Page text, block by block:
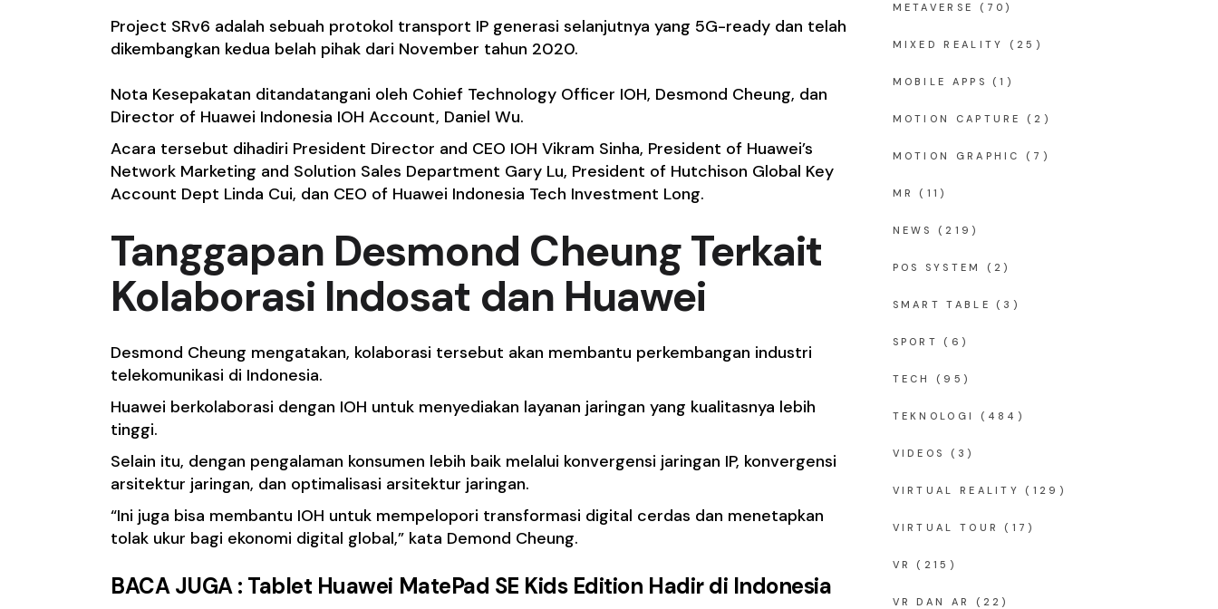
Project SRv6 adalah sebuah protokol transport IP generasi selanjutnya yang 5G-ready dan telah
dikembangkan kedua belah pihak dari November tahun 2020.
Nota Kesepakatan ditandatangani oleh Cohief Technology Officer IOH, Desmond Cheung, dan
Director of Huawei Indonesia IOH Account, Daniel Wu.
Acara tersebut dihadiri President Director and CEO IOH Vikram Sinha, President of Huawei’s
Network Marketing and Solution Sales Department Gary Lu, President of Hutchison Global Key
Account Dept Linda Cui, dan CEO of Huawei Indonesia Tech Investment Long.
Tanggapan Desmond Cheung Terkait
Kolaborasi Indosat dan Huawei
Desmond Cheung mengatakan, kolaborasi tersebut akan membantu perkembangan industri
telekomunikasi di Indonesia.
Huawei berkolaborasi dengan IOH untuk menyediakan layanan jaringan yang kualitasnya lebih
tinggi.
Selain itu, dengan pengalaman konsumen lebih baik melalui konvergensi jaringan IP, konvergensi
arsitektur jaringan, dan optimalisasi arsitektur jaringan.
“Ini juga bisa membantu IOH untuk mempelopori transformasi digital cerdas dan menetapkan
tolak ukur bagi ekonomi digital global,” kata Demond Cheung.
BACA JUGA : Tablet Huawei MatePad SE Kids Edition Hadir di Indonesia
METAVERSE (70)
MIXED REALITY (25)
MOBILE APPS (1)
MOTION CAPTURE (2)
MOTION GRAPHIC (7)
MR (11)
NEWS (219)
POS SYSTEM (2)
SMART TABLE (3)
SPORT (6)
TECH (95)
TEKNOLOGI (484)
VIDEOS (3)
VIRTUAL REALITY (129)
VIRTUAL TOUR (17)
VR (215)
VR DAN AR (22)